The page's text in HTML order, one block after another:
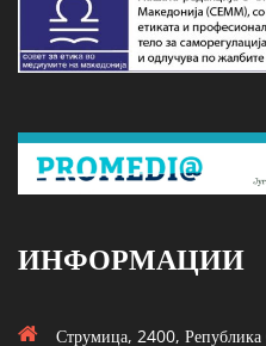
ИНФОРМАЦИИ
Струмица, 2400, Република